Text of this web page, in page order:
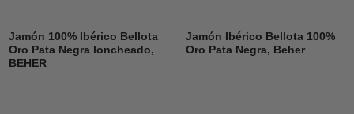
Jamón 100% Ibérico Bellota
Oro Pata Negra loncheado,
BEHER
Jamón Ibérico Bellota 100%
Oro Pata Negra, Beher